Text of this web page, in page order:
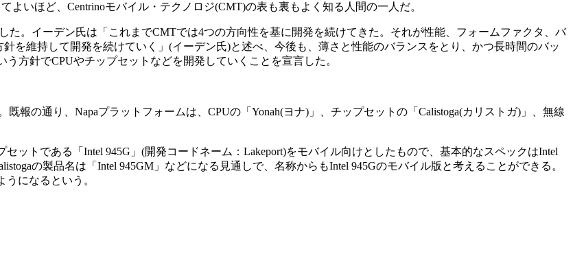
いほど、Centrinoモバイル・テクノロジ(CMT)の表も裏もよく知る人間の一人だ。
。イーデン氏は「これまでCMTでは4つの方向性を基に開発を続けてきた。それが性能、フォームファクタ、バ
を維持して開発を続けていく」(イーデン氏)と述べ、今後も、薄さと性能のバランスをとり、かつ長時間のバッ
方針でCPUやチップセットなどを開発していくことを宣言した。
報の通り、Napaプラットフォームは、CPUの「Yonah(ヨナ)」、チップセットの「Calistoga(カリストガ)」、無線
ットである「Intel 945G」(開発コードネーム：Lakeport)をモバイル向けとしたもので、基本的なスペックはIntel
の製品名は「Intel 945GM」などになる見通しで、名称からもIntel 945Gのモバイル版と考えることができる。
になるという。